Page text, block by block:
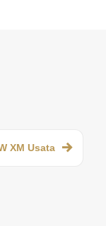
XM Usata